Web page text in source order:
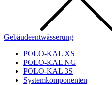
Gebäudeentwässerung
POLO-KAL XS
POLO-KAL NG
POLO-KAL 3S
Systemkomponenten